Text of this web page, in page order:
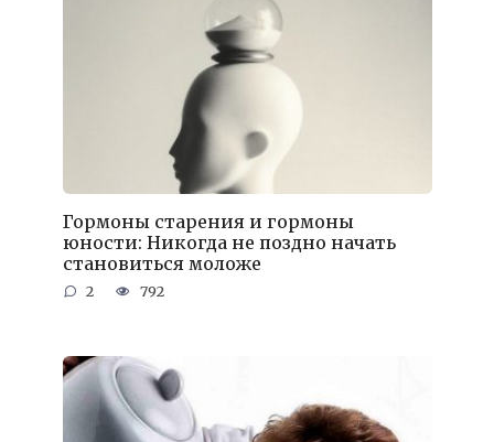
Гормоны старения и гормоны
юности: Никогда не поздно начать
становиться моложе
2 792